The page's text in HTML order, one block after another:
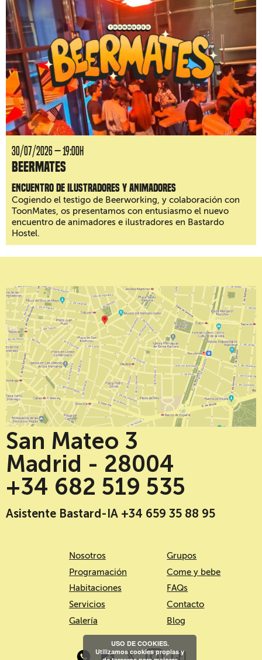
30/07/2026 — 19:00H
BeerMates
Encuentro de ilustradores y animadores
Cogiendo el testigo de Beerworking, y colaboración con
ToonMates, os presentamos con entusiasmo el nuevo
encuentro de animadores e ilustradores en Bastardo
Hostel.
San Mateo 3
Madrid - 28004
+34 682 519 535
Asistente Bastard-IA +34 659 35 88 95
Nosotros
Programación
Habitaciones
Servicios
Galería
Grupos
Come y bebe
FAQs
Contacto
Blog
USO DE COOKIES.
Utilizamos cookies propias y